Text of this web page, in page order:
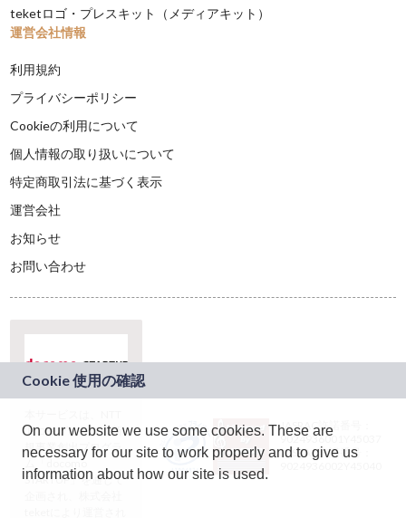
teketロゴ・プレスキット（メディアキット）
運営会社情報
利用規約
プライバシーポリシー
Cookieの利用について
個人情報の取り扱いについて
特定商取引法に基づく表示
運営会社
お知らせ
お問い合わせ
ドコモグループの新
規事業創出プログラ
ム「docomo
STARTUP」を通じて
JASRAC許諾番号：
9024936001Y45037
JASRAC許諾番号：
On our website we use some cookies. These are
necessary for our site to work properly and to give us
information about how our site is used.